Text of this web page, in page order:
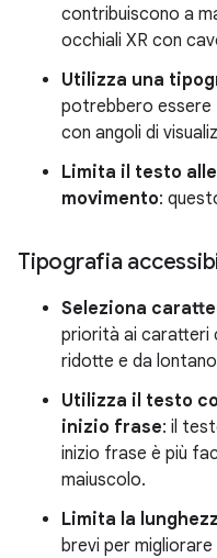
contribuiscono a
occhiali XR con
Utilizza una
potrebbero essere
con angoli di
Limita il testo
movimento:
Tipografia
Seleziona
priorità ai caratteri
ridotte e da
Utilizza il testo
inizio frase: il
inizio frase è più
maiuscolo.
Limita la
brevi per